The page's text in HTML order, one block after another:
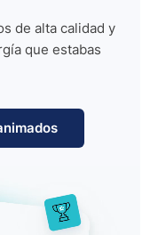
de alta calidad y
que estabas